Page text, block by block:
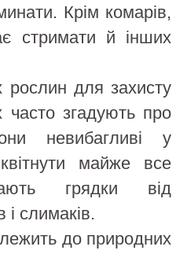
Крім комарів,
стримати й інших
для захисту
часто згадують про
невибагливі у
майже все
грядки від
і слимаків.
до природних